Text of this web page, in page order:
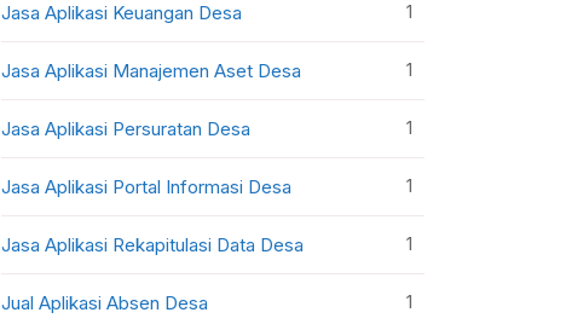
Jasa Aplikasi Keuangan Desa 1
Jasa Aplikasi Manajemen Aset Desa 1
Jasa Aplikasi Persuratan Desa 1
Jasa Aplikasi Portal Informasi Desa 1
Jasa Aplikasi Rekapitulasi Data Desa 1
Jual Aplikasi Absen Desa 1